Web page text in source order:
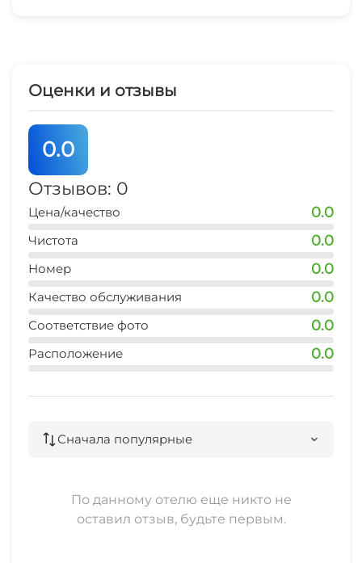
1 мин
2 мин
Оценки и отзывы
0.0
Отзывов: 0
Цена/качество 0.0
Чистота 0.0
Номер 0.0
Качество обслуживания 0.0
Соответствие фото 0.0
Расположение 0.0
Сначала популярные
По данному отелю еще никто не
оставил отзыв, будьте первым.